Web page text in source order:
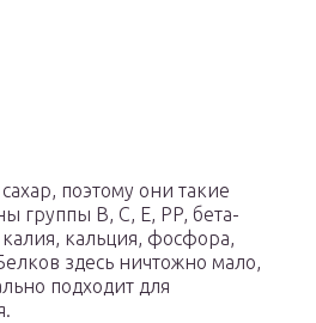
поэтому они такие
группы B, C, E, PP, бета-
кальция, фосфора,
здесь ничтожно мало,
подходит для